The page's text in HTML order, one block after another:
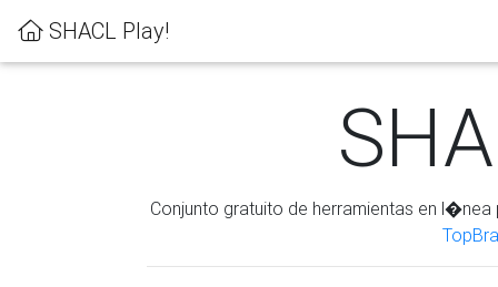
SHACL Play!
Conjunto gratuito de herramientas en